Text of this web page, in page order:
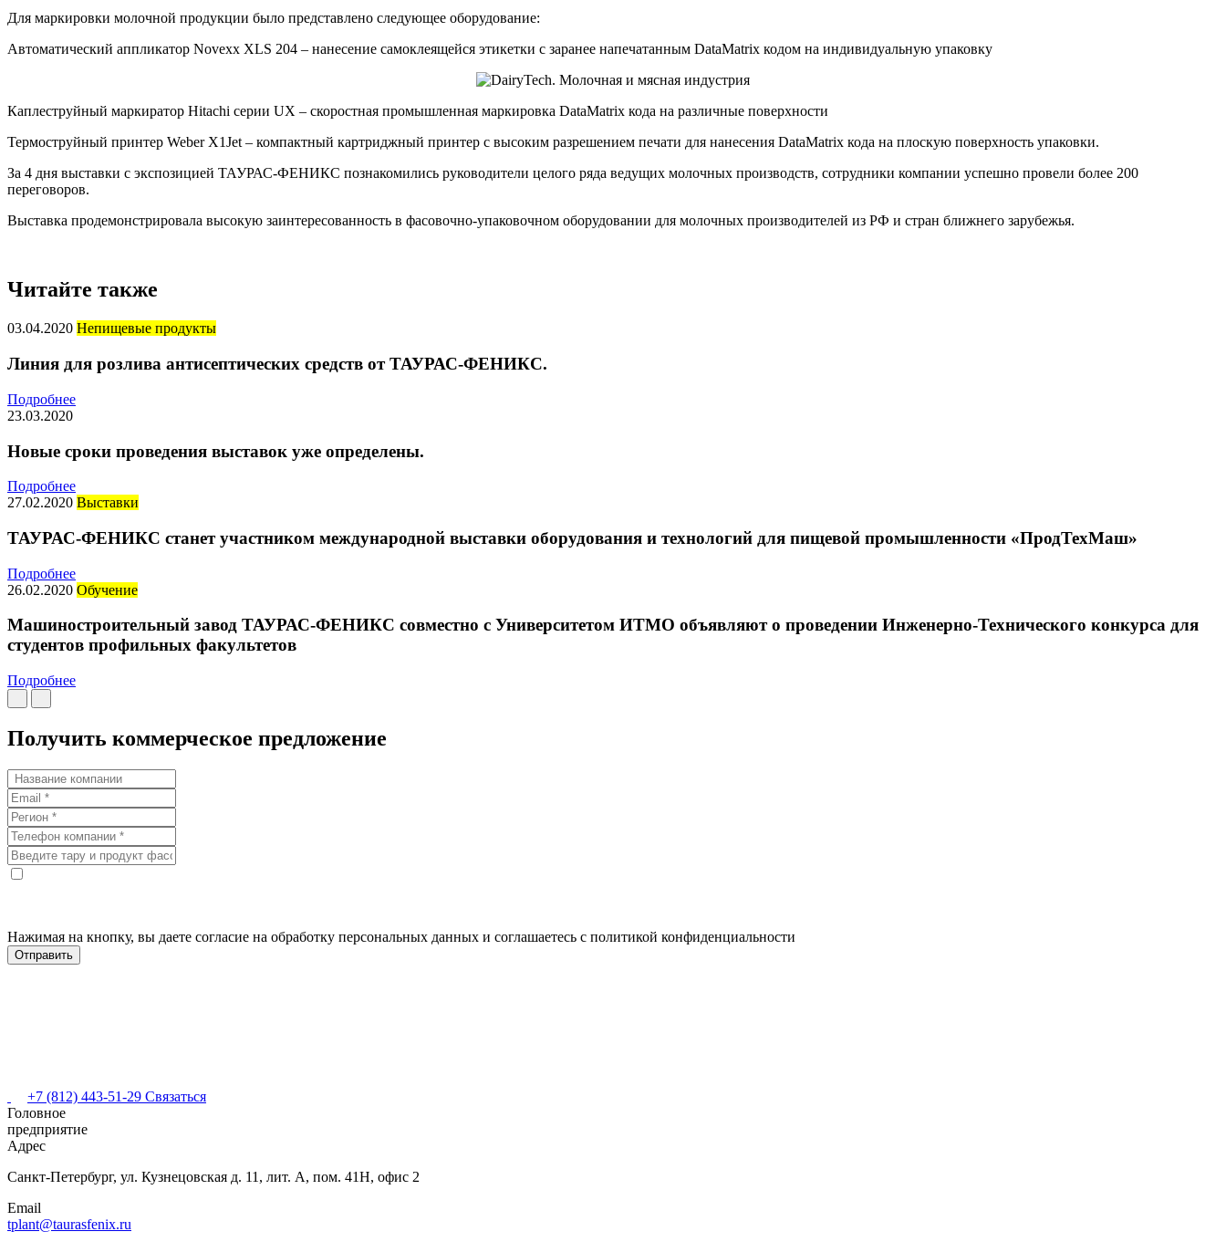
Для маркировки молочной продукции было представлено следующее оборудование:
Автоматический аппликатор Novexx XLS 204 – нанесение самоклеящейся этикетки с заранее напечатанным DataMatrix кодом на индивидуальную упаковку
Каплеструйный маркиратор Hitachi серии UX – скоростная промышленная маркировка DataMatrix кода на различные поверхности
Термоструйный принтер Weber X1Jet – компактный картриджный принтер с высоким разрешением печати для нанесения DataMatrix кода на плоскую поверхность упаковки.
За 4 дня выставки с экспозицией ТАУРАС-ФЕНИКС познакомились руководители целого ряда ведущих молочных производств, сотрудники компании успешно провели более 200
переговоров.
Выставка продемонстрировала высокую заинтересованность в фасовочно-упаковочном оборудовании для молочных производителей из РФ и стран ближнего зарубежья.
Читайте также
03.04.2020 Непищевые продукты
Линия для розлива антисептических средств от ТАУРАС-ФЕНИКС.
Подробнее
23.03.2020
Новые сроки проведения выставок уже определены.
Подробнее
27.02.2020 Выставки
ТАУРАС-ФЕНИКС станет участником международной выставки оборудования и технологий для пищевой промышленности «ПродТехМаш»
Подробнее
26.02.2020 Обучение
Машиностроительный завод ТАУРАС-ФЕНИКС совместно с Университетом ИТМО объявляют о проведении Инженерно-Технического конкурса для
студентов профильных факультетов
Подробнее
Получить коммерческое предложение
Нажимая на кнопку, вы даете согласие на обработку персональных данных и соглашаетесь с политикой конфиденциальности
+7 (812) 443-51-29 Связаться
Головное
предприятие
Адрес
Санкт-Петербург, ул. Кузнецовская д. 11, лит. А, пом. 41Н, офис 2
Email
tplant@taurasfenix.ru